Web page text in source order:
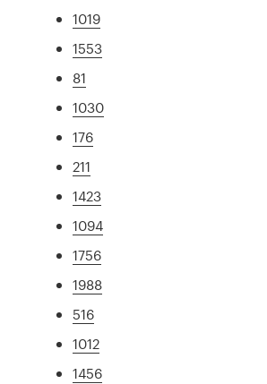
1019
1553
81
1030
176
211
1423
1094
1756
1988
516
1012
1456